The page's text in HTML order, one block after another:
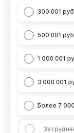
300 001
500 001
1 000 001
3 000 001
Более 7